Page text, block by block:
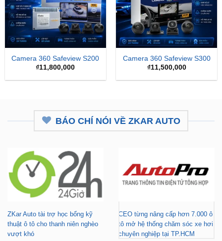
Camera 360 Safeview S200
₫11,800,000
Camera 360 Safeview S300
₫11,500,000
BÁO CHÍ NÓI VỀ ZKAR AUTO
ZKar Auto tài trợ học bổng kỹ
thuật ô tô cho thanh niên nghèo
vượt khó
CEO từng nâng cấp hơn 7.000 ô
tô mở hệ thống chăm sóc xe hơi
chuyên nghiệp tại TP.HCM